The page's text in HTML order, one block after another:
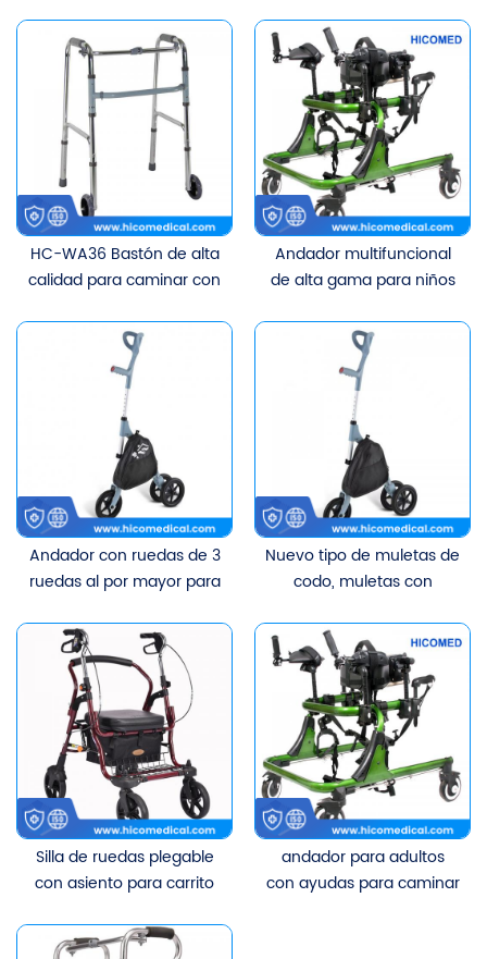
lesiones de extremidades
inferiores SMA DMD para
niños con parálisis
cerebral de 75-100 cm
cerebral para
rehabilitación
HC-WA36 Bastón de alta
calidad para caminar con
Andador multifuncional
de alta gama para niños
con AME y niños con
parálisis cerebral
Andador con ruedas de 3
ruedas al por mayor para
conducción rodante
envejecido plegable de
peso ligero
Nuevo tipo de muletas de
codo, muletas con
Silla de ruedas plegable
con asiento para carrito
ancianos
andador para adultos
con ayudas para caminar